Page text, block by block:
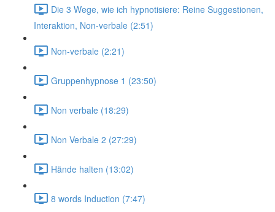
Die 3 Wege, wie ich hypnotisiere: Reine Suggestionen,
Interaktion, Non-verbale (2:51)
Non-verbale (2:21)
Gruppenhypnose 1 (23:50)
Non verbale (18:29)
Non Verbale 2 (27:29)
Hände halten (13:02)
8 words Induction (7:47)